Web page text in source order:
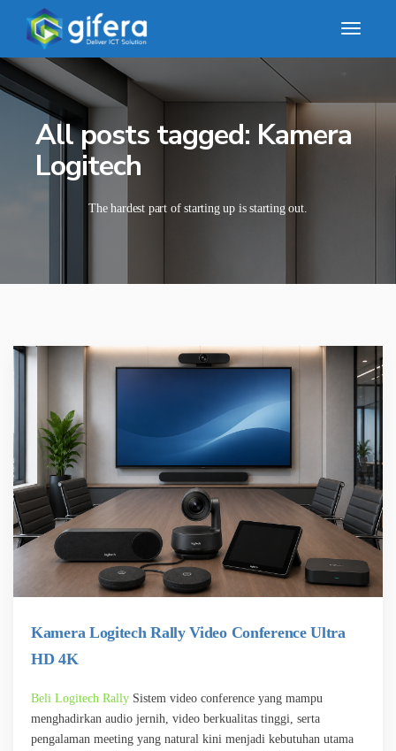
All posts tagged: Kamera
Logitech
The hardest part of starting up is starting out.
Kamera Logitech Rally Video Conference Ultra
HD 4K
Beli Logitech Rally Sistem video conference yang mampu
menghadirkan audio jernih, video berkualitas tinggi, serta
pengalaman meeting yang natural kini menjadi kebutuhan utama